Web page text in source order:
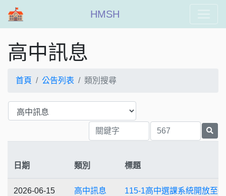
HMSH
高中訊息
首頁 公告列表 類別搜尋
日期 類別 標題
2026-06-15 高中訊息
115-1高中選課系統開放至